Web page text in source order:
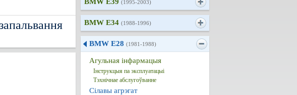
(1995-2003)
BMW E34 (1988-1996)
BMW E28 (1981-1988)
Агульная інфармацыя
Інструкцыя па эксплуатацыі
Тэхнічнае абслугоўванне
Сілавы агрэгат